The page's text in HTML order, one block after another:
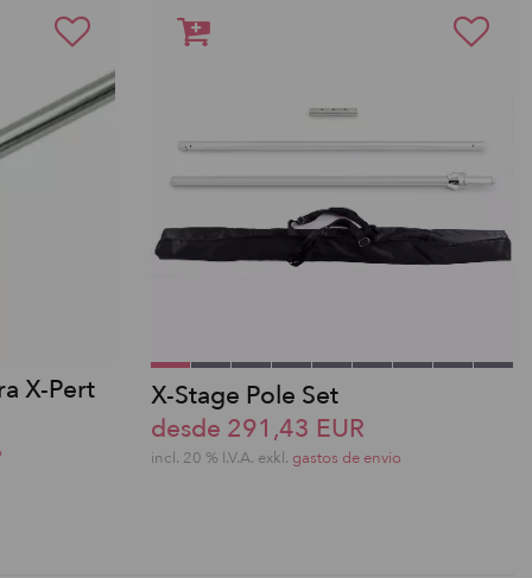
X-Pert
X-Stage Pole Set
desde 291,43 EUR
incl. 20 % I.V.A. exkl. gastos de envio